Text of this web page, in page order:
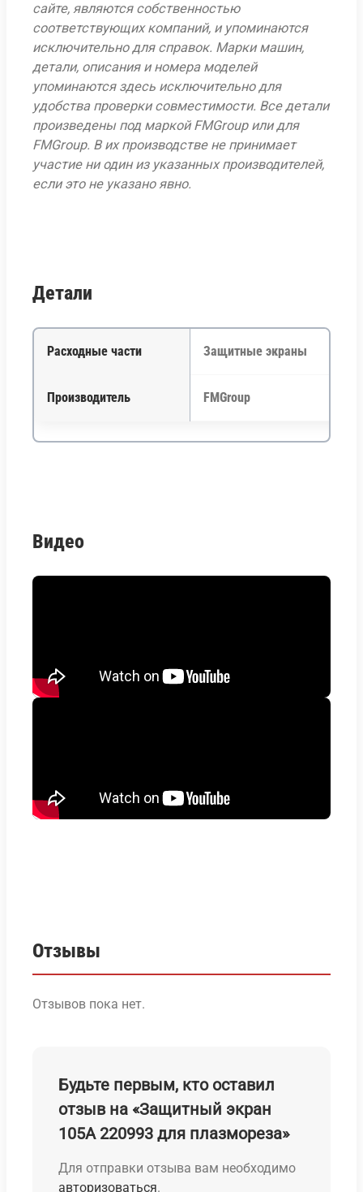
сайте, являются собственностью
соответствующих компаний, и упоминаются
исключительно для справок. Марки машин,
детали, описания и номера моделей
упоминаются здесь исключительно для
удобства проверки совместимости. Все детали
произведены под маркой FMGroup или для
FMGroup. В их производстве не принимает
участие ни один из указанных производителей,
если это не указано явно.
Детали
Расходные части Защитные экраны
Производитель FMGroup
Видео
Отзывы
Отзывов пока нет.
Будьте первым, кто оставил
отзыв на «Защитный экран
105А 220993 для плазмореза»
Для отправки отзыва вам необходимо
авторизоваться.